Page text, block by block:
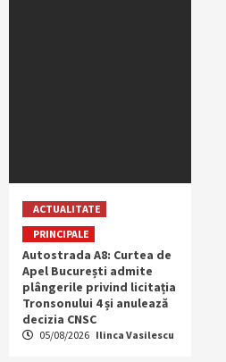
ACTUALITATE
PRINCIPALE
Autostrada A8: Curtea de
Apel București admite
plângerile privind licitația
Tronsonului 4 și anulează
decizia CNSC
05/08/2026 Ilinca Vasilescu